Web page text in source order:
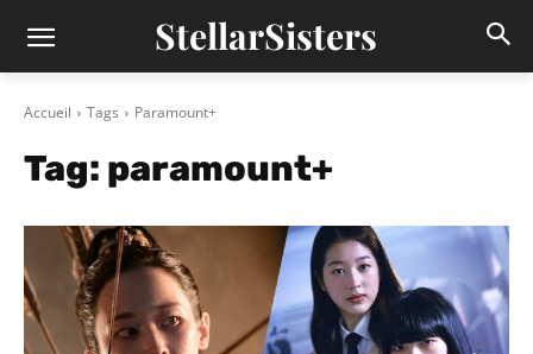
StellarSisters
Accueil Tags Paramount+
Tag: paramount+